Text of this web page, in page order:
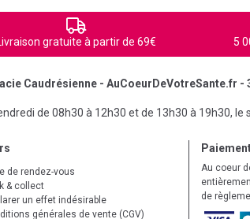
gratuite à partir de 69€ 5
Caudrésienne - AuCoeurDeVotreSante.fr -
de 08h30 à 12h30 et de 13h30 à 19h30,
de rendez-vous
& collect
un effet indésirable
générales de vente (CGV)
Au coeur
de